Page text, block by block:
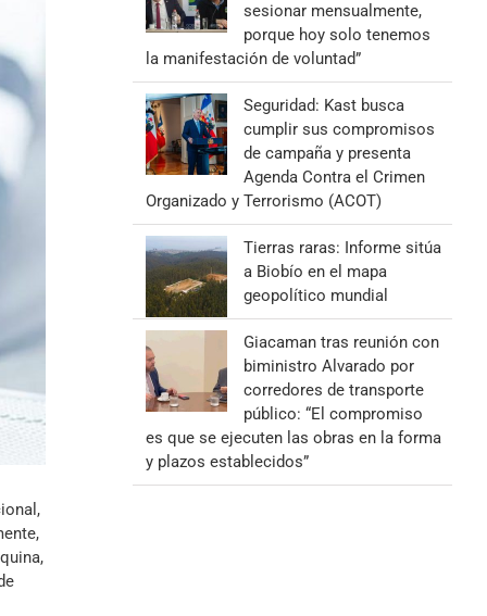
sesionar mensualmente,
porque hoy solo tenemos
la manifestación de voluntad”
Seguridad: Kast busca
cumplir sus compromisos
de campaña y presenta
Agenda Contra el Crimen
Organizado y Terrorismo (ACOT)
Tierras raras: Informe sitúa
a Biobío en el mapa
geopolítico mundial
Giacaman tras reunión con
biministro Alvarado por
corredores de transporte
público: “El compromiso
es que se ejecuten las obras en la forma
y plazos establecidos”